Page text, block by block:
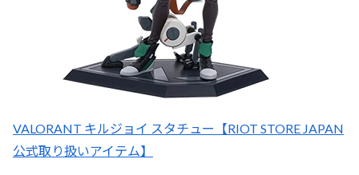
VALORANT キルジョイ スタチュー【RIOT STORE JAPAN
公式取り扱いアイテム】